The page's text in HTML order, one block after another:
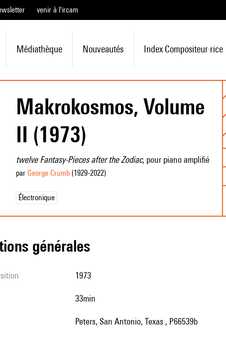
venir à l'ircam
Médiathèque Nouveautés Index Compositeur·rice
Makrokosmos, Volume
II (1973)
twelve Fantasy-Pieces after the Zodiac, pour piano amplifié
par George Crumb(1929-2022)
Électronique
générales
1973
33min
Peters, San Antonio, Texas , P66539b